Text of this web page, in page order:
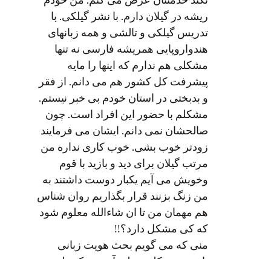
ریشه در گیلان دارم. با نشر گیلکی. با
تدریس گیلکی و تالشی و همه زبانهای
هندواروپایی همریشه فارسی نه تنها
مشکلی هم ندارم که اینها را مایه
پیشرفت کل کشور هم می دانم. از فقر
و بدبختی در استان خودم بی خبر نیستم.
مشکلم با حضور این افراد است. چون
صالحشان نمی دانم. ایشان می فرمایند
زودتر خوب بشی. خوب کاری نداره من
مرتب گیلان برای دید و بازید با قوم
وخویش می آیم یکبار دوست داشتند به
من زنگ بزنند قرار بگذاریم روان شناس
هم مهمان من تا ان شاءالله معلوم شود
که کی مشکل دارد؟!!
منی که می گویم بحث هویت زبانی